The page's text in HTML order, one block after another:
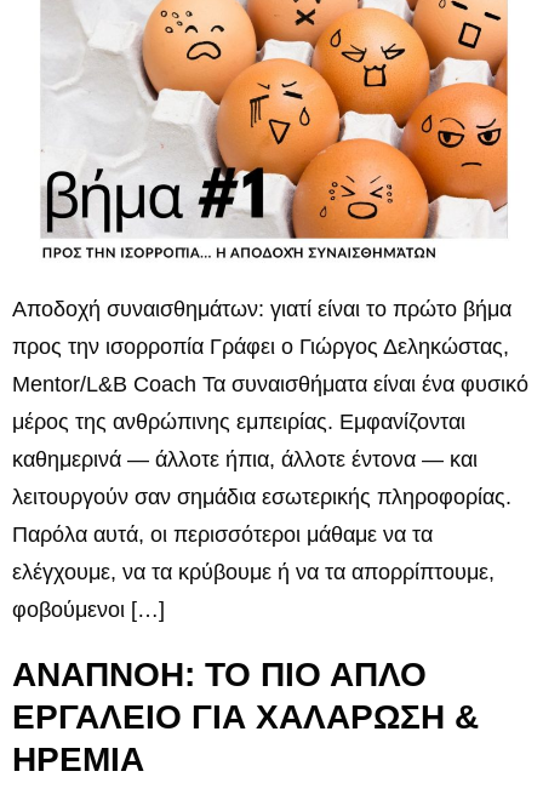
Αποδοχή συναισθημάτων: γιατί είναι το πρώτο βήμα
προς την ισορροπία Γράφει ο Γιώργος Δεληκώστας,
Mentor/L&B Coach Τα συναισθήματα είναι ένα φυσικό
μέρος της ανθρώπινης εμπειρίας. Εμφανίζονται
καθημερινά — άλλοτε ήπια, άλλοτε έντονα — και
λειτουργούν σαν σημάδια εσωτερικής πληροφορίας.
Παρόλα αυτά, οι περισσότεροι μάθαμε να τα
ελέγχουμε, να τα κρύβουμε ή να τα απορρίπτουμε,
φοβούμενοι […]
ΑΝΑΠΝΟΗ: ΤΟ ΠΙΟ ΑΠΛΟ
ΕΡΓΑΛΕΙΟ ΓΙΑ ΧΑΛΑΡΩΣΗ &
ΗΡΕΜΙΑ